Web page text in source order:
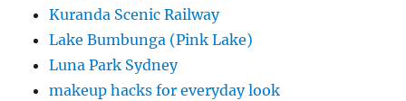
Kuranda Scenic Railway
Lake Bumbunga (Pink Lake)
Luna Park Sydney
makeup hacks for everyday look